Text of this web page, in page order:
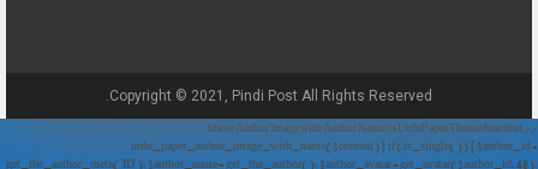
Copyright © 2021, Pindi Post All Rights Reserved.
// Show Author Image with Author Name in UrduPaper Theme function
urdu_paper_author_image_with_name($content) { if (is_single()) { $author_id =
get_the_author_meta('ID'); $author_name = get_the_author(); $author_avatar = get_avatar($author_id, 48);